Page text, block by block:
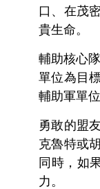
口、在茂
貴生命。
輔助核心
單位為目
輔助軍單
勇敢的盟
克魯特或
同時，如
力。